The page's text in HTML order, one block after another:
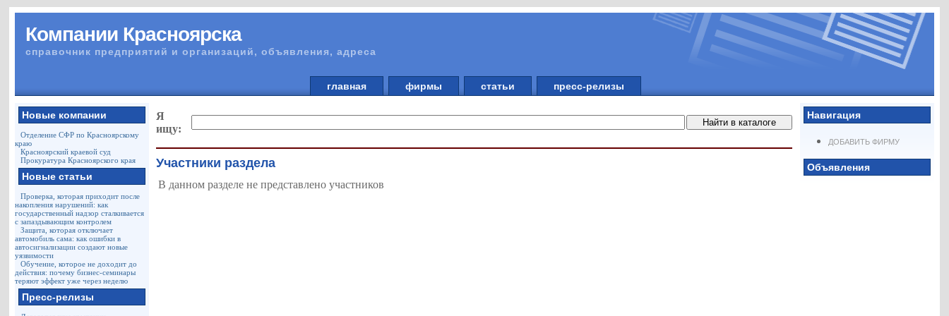
Компании Красноярска
справочник предприятий и организаций, объявления, адреса
главная фирмы статьи пресс-релизы
Новые компании
Отделение СФР по Красноярскому
краю
Красноярский краевой суд
Прокуратура Красноярского края
Новые статьи
Проверка, которая приходит после
накопления нарушений: как
государственный надзор сталкивается
с запаздывающим контролем
Защита, которая отключает
автомобиль сама: как ошибки в
автосигнализации создают новые
уязвимости
Обучение, которое не доходит до
действия: почему бизнес-семинары
теряют эффект уже через неделю
Пресс-релизы
Навигация
ДОБАВИТЬ ФИРМУ
Объявления
Я
ищу:
Участники раздела
В данном разделе не представлено участников